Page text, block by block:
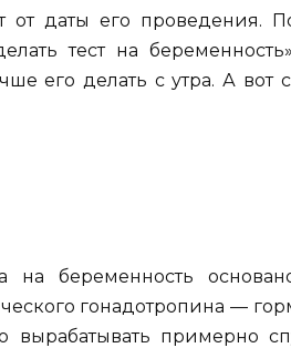
от даты его проведения.
тест на
его делать с утра. А вот
на беременность
гонадотропина —
примерно